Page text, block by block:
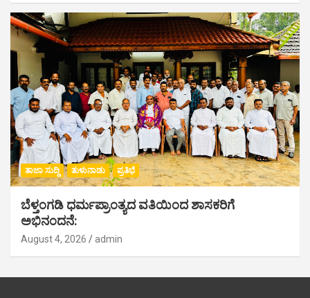
ತಾಜಾ ಸುದ್ದಿ ತುಳುನಾಡು ಪ್ರತಿಭೆ
ಬೆಳ್ತಂಗಡಿ ಧರ್ಮಪ್ರಾಂತ್ಯದ ವತಿಯಿಂದ ಶಾಸಕರಿಗೆ
ಅಭಿನಂದನೆ:
August 4, 2026 admin